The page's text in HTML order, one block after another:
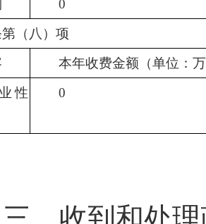
0
（八）项
本年收费金额（单位：
性
0